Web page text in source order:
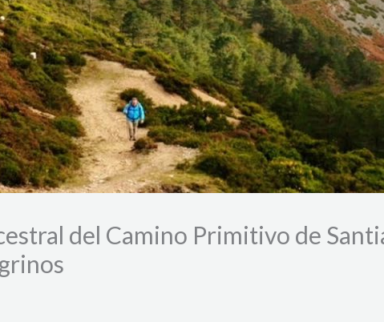
del Camino Primitivo de